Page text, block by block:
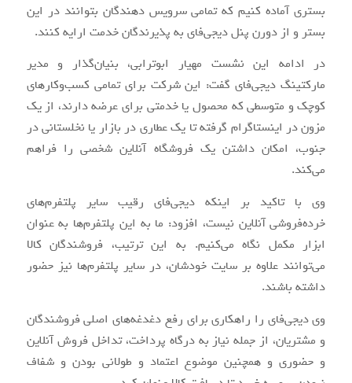
بستری آماده کنیم که تمامی سرویس دهندگان بتوانند در این
بستر و از دورن پنل دیجی‌فای به پذیرندگان خدمت ارایه کنند.
در ادامه این نشست مهیار ابوترابی، بنیان‌گذار و مدیر
مارکتینگ دیجی‌فای گفت: این شرکت برای تمامی کسب‌وکارهای
کوچک و متوسطی که محصول یا خدمتی برای عرضه دارند، از یک
مزون در اینستاگرام گرفته تا یک عطاری در بازار یا نخلستانی در
جنوب، امکان داشتن یک فروشگاه آنلاین شخصی را فراهم
می‌کند.
وی با تاکید بر اینکه دیجی‌فای رقیب سایر پلتفرم‌های
خرده‌فروشی آنلاین نیست، افزود: ما به این پلتفرم‌ها به عنوان
ابزار مکمل نگاه می‌کنیم. به این ترتیب، فروشندگان کالا
می‌توانند علاوه بر سایت خودشان، در سایر پلتفرم‌ها نیز حضور
داشته باشند.
وی دیجی‌فای را راهکاری برای رفع دغدغه‌های اصلی فروشندگان
و مشتریان، از جمله نیاز به درگاه پرداخت، تداخل فروش آنلاین
و حضوری و همچنین موضوع اعتماد و طولانی بودن و شفاف